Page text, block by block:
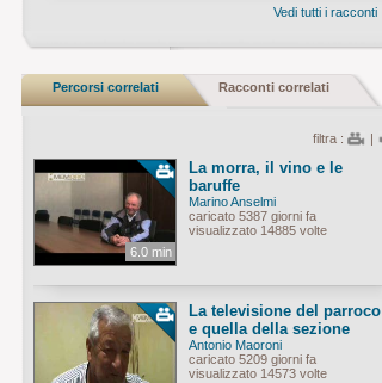
Vedi tutti i racconti
Percorsi correlati Racconti correlati
filtra : |
6.0 min
La morra, il vino e le
baruffe
Marino Anselmi
caricato 5387 giorni fa
visualizzato 14885 volte
La televisione del parroco
e quella della sezione
Antonio Maoroni
caricato 5209 giorni fa
visualizzato 14573 volte